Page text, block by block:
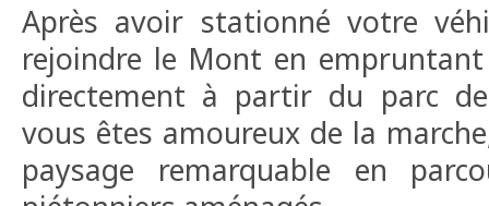
Après avoir stationné votre
rejoindre le Mont en empruntant
directement à partir du parc
vous êtes amoureux de la
paysage remarquable en